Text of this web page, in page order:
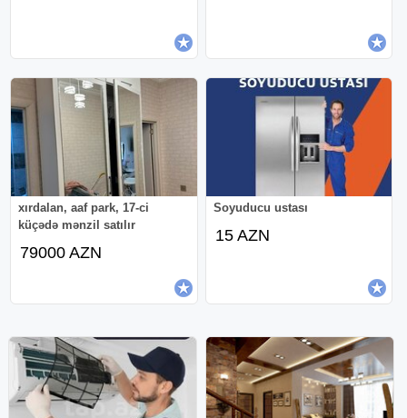
xırdalan, aaf park, 17-ci
küçədə mənzil satılır
79000 AZN
Soyuducu ustası
15 AZN